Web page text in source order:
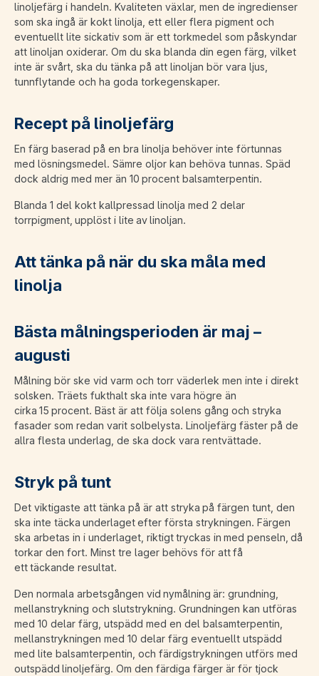
linoljefärg i handeln. Kvaliteten växlar, men de ingredienser
som ska ingå är kokt linolja, ett eller flera pigment och
eventuellt lite sickativ som är ett torkmedel som påskyndar
att linoljan oxiderar. Om du ska blanda din egen färg, vilket
inte är svårt, ska du tänka på att linoljan bör vara ljus,
tunnflytande och ha goda torkegenskaper.
Recept på linoljefärg
En färg baserad på en bra linolja behöver inte förtunnas
med lösningsmedel. Sämre oljor kan behöva tunnas. Späd
dock aldrig med mer än 10 procent balsamterpentin.
Blanda 1 del kokt kallpressad linolja med 2 delar
torrpigment, upplöst i lite av linoljan.
Att tänka på när du ska måla med
linolja
Bästa målningsperioden är maj –
augusti
Målning bör ske vid varm och torr väderlek men inte i direkt
solsken. Träets fukthalt ska inte vara högre än
cirka 15 procent. Bäst är att följa solens gång och stryka
fasader som redan varit solbelysta. Linoljefärg fäster på de
allra flesta underlag, de ska dock vara rentvättade.
Stryk på tunt
Det viktigaste att tänka på är att stryka på färgen tunt, den
ska inte täcka underlaget efter första strykningen. Färgen
ska arbetas in i underlaget, riktigt tryckas in med penseln, då
torkar den fort. Minst tre lager behövs för att få
ett täckande resultat.
Den normala arbetsgången vid nymålning är: grundning,
mellanstrykning och slutstrykning. Grundningen kan utföras
med 10 delar färg, utspädd med en del balsamterpentin,
mellanstrykningen med 10 delar färg eventuellt utspädd
med lite balsamterpentin, och färdigstrykningen utförs med
outspädd linoljefärg. Om den färdiga färger är för tjock